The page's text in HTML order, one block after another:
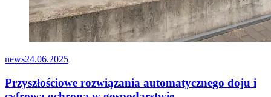
news24.06.2025
Przyszłościowe rozwiązania automatycznego doju i